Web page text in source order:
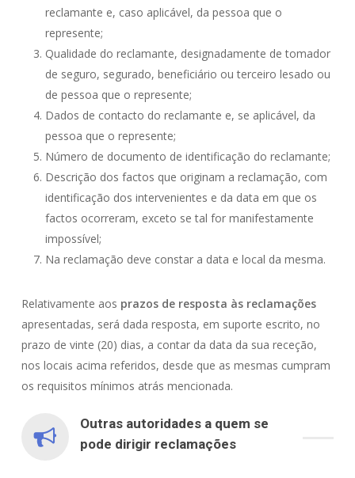
reclamante e, caso aplicável, da pessoa que o
represente;
Qualidade do reclamante, designadamente de tomador
de seguro, segurado, beneficiário ou terceiro lesado ou
de pessoa que o represente;
Dados de contacto do reclamante e, se aplicável, da
pessoa que o represente;
Número de documento de identificação do reclamante;
Descrição dos factos que originam a reclamação, com
identificação dos intervenientes e da data em que os
factos ocorreram, exceto se tal for manifestamente
impossível;
Na reclamação deve constar a data e local da mesma.
Relativamente aos prazos de resposta às reclamações
apresentadas, será dada resposta, em suporte escrito, no
prazo de vinte (20) dias, a contar da data da sua receção,
nos locais acima referidos, desde que as mesmas cumpram
os requisitos mínimos atrás mencionada.
Outras autoridades a quem se
pode dirigir reclamações